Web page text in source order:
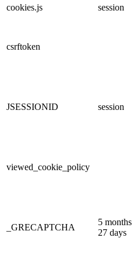
cookies.js
session
csrftoken
JSESSIONID session
viewed_cookie_policy
_GRECAPTCHA
5 months
27 days